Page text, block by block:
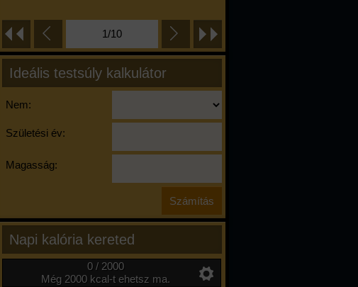
1/10
Ideális testsúly kalkulátor
Nem:
Születési év:
Magasság:
Napi kalória kereted
0 / 2000
Még 2000 kcal-t ehetsz ma.